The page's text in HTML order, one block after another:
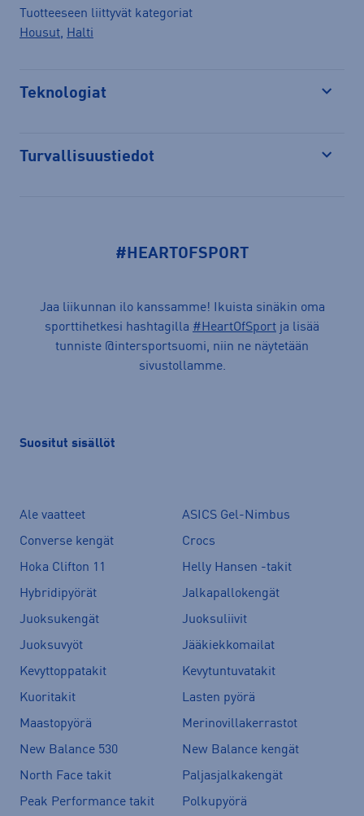
Tuotteeseen liittyvät kategoriat
Housut, Halti
Teknologiat
Turvallisuustiedot
#HEARTOFSPORT
Jaa liikunnan ilo kanssamme! Ikuista sinäkin oma
sporttihetkesi hashtagilla #HeartOfSport ja lisää
tunniste @intersportsuomi, niin ne näytetään
sivustollamme.
Suositut sisällöt
Ale vaatteet
ASICS Gel-Nimbus
Converse kengät
Crocs
Hoka Clifton 11
Helly Hansen -takit
Hybridipyörät
Jalkapallokengät
Juoksukengät
Juoksuliivit
Juoksuvyöt
Jääkiekkomailat
Kevyttoppatakit
Kevytuntuvatakit
Kuoritakit
Lasten pyörä
Maastopyörä
Merinovillakerrastot
New Balance 530
New Balance kengät
North Face takit
Paljasjalkakengät
Peak Performance takit
Polkupyörä